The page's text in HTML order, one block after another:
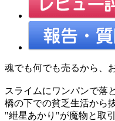
魂でも何でも売るから、
スライムにワンパンで落
橋の下での貧乏生活から
"紲星あかり"が魔物と取